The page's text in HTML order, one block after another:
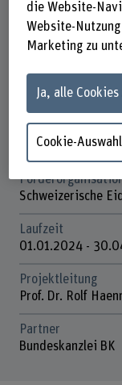
Beteiligte
Technik und
Institut(e)
Institute for
ICE / E-Voting
Schweizerische
Laufzeit
01.01.2024 -
Projektleitung
Prof. Dr. Rolf
Partner
Bundeskanzlei BK
die Website-
Website-
Marketing zu
Ja, alle
Cookie-